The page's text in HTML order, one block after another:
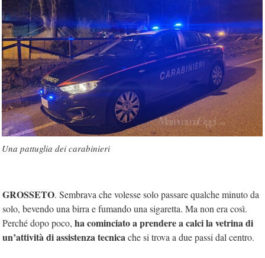
Una pattuglia dei carabinieri
GROSSETO. Sembrava che volesse solo passare qualche minuto da
solo, bevendo una birra e fumando una sigaretta. Ma non era così.
Perché dopo poco, ha cominciato a prendere a calci la vetrina di
un’attività di assistenza tecnicache si trova a due passi dal centro.